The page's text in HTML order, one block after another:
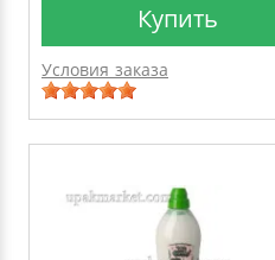
Купить
Условия заказа